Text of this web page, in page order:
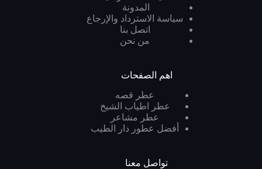
المدونة
سياسة الاسترداد والإرجاع
اتصل بنا
من نحن
اهم الصفحات
عطر قصه
عطر اطياب الشيخ
عطر مشاعر
أفضل عطور دار الطيب
تواصل معنا